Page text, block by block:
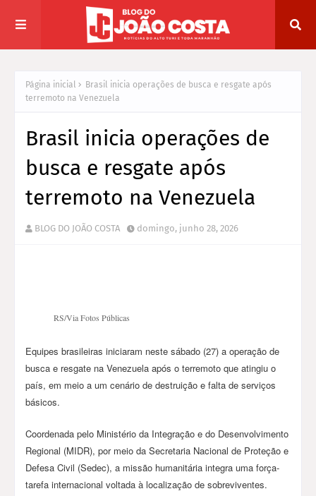
Página inicial
Brasil inicia operações de busca e resgate após
terremoto na Venezuela
Brasil inicia operações de
busca e resgate após
terremoto na Venezuela
BLOG DO JOÃO COSTA domingo, junho 28, 2026
RS/Via Fotos Públicas
Equipes brasileiras iniciaram neste sábado (27) a operação de
busca e resgate na Venezuela após o terremoto que atingiu o
país, em meio a um cenário de destruição e falta de serviços
básicos.
Coordenada pelo Ministério da Integração e do Desenvolvimento
Regional (MIDR), por meio da Secretaria Nacional de Proteção e
Defesa Civil (Sedec), a missão humanitária integra uma força-
tarefa internacional voltada à localização de sobreviventes.